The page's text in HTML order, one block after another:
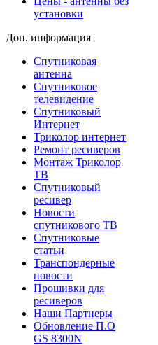
установки
Доп. информация
Спутниковая
антенна
Спутниковое
телевидение
Спутниковый
Интернет
Триколор интернет
Ремонт ресиверов
Монтаж Триколор
ТВ
Спутниковый
ресивер
Новости
спутникового ТВ
Спутниковые
статьи
Транспондерные
новости
Прошивки для
ресиверов
Наши Партнеры
Обновление П.О
GS 8300N